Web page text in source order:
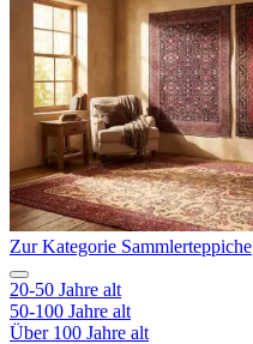
Zur Kategorie Sammlerteppiche
20-50 Jahre alt
50-100 Jahre alt
Über 100 Jahre alt